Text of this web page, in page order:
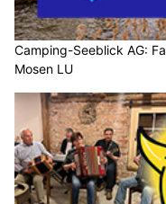
Camping-Seeblick AG:
Mosen LU